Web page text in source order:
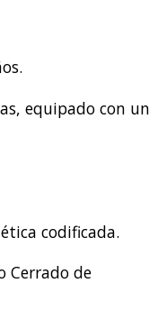
equipado con un
codificada.
Cerrado de